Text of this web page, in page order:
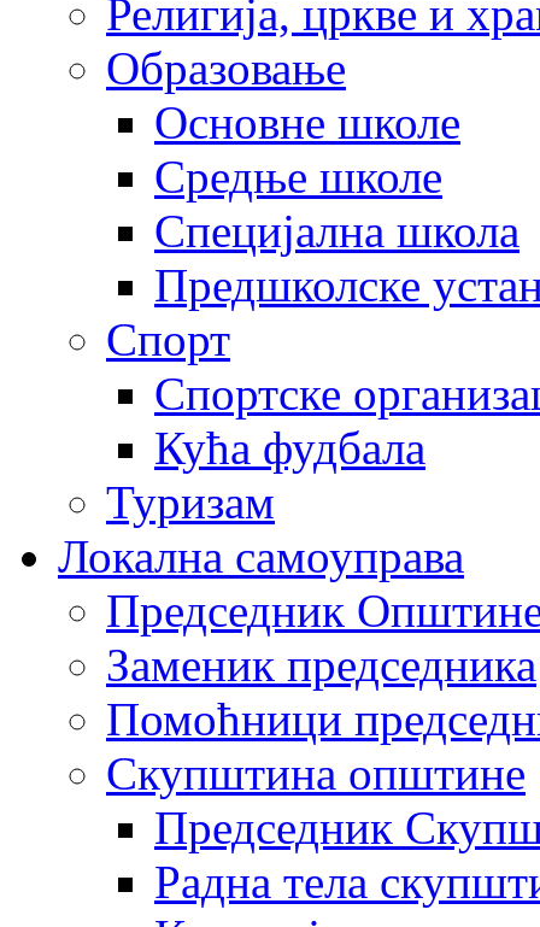
Религија, цркве и
Образовање
Основне школе
Средње школе
Специјална школа
Предшколске
Спорт
Спортске
Кућа фудбала
Туризам
Локална самоуправа
Председник
Заменик председника
Помоћници
Скупштина општине
Председник
Радна тела